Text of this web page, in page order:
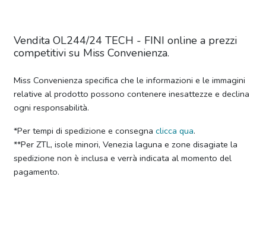
Vendita OL244/24 TECH - FINI online a prezzi
competitivi su Miss Convenienza.
Miss Convenienza specifica che le informazioni e le immagini
relative al prodotto possono contenere inesattezze e declina
ogni responsabilità.
*Per tempi di spedizione e consegna clicca qua.
**Per ZTL, isole minori, Venezia laguna e zone disagiate la
spedizione non è inclusa e verrà indicata al momento del
pagamento.